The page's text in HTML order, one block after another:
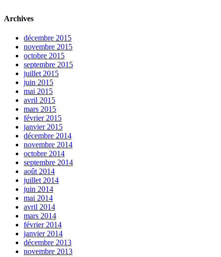
Archives
décembre 2015
novembre 2015
octobre 2015
septembre 2015
juillet 2015
juin 2015
mai 2015
avril 2015
mars 2015
février 2015
janvier 2015
décembre 2014
novembre 2014
octobre 2014
septembre 2014
août 2014
juillet 2014
juin 2014
mai 2014
avril 2014
mars 2014
février 2014
janvier 2014
décembre 2013
novembre 2013